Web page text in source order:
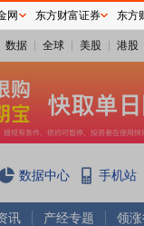
数据 全球 美股 港股
数据中心 手机站
讯 产经专题 领
网 东方财富证券 东方